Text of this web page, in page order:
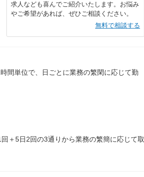
求人なども喜んでご紹介いたします。お悩み
やご希望があれば、ぜひご相談ください。
無料で相談する
間単位で、日ごとに業務の繁閑に応じて勤
5日2回の3通りから業務の繁簡に応じて取